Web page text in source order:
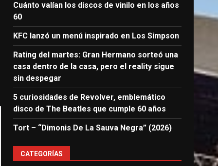
Cuánto valían los discos de vinilo en los años
60
KFC lanzó un menú inspirado en Los Simpson
Rating del martes: Gran Hermano sorteó una
casa dentro de la casa, pero el reality sigue
sin despegar
5 curiosidades de Revolver, emblemático
disco de The Beatles que cumple 60 años
Tort – “Dimonis De La Sauva Negra” (2026)
CATEGORÍAS